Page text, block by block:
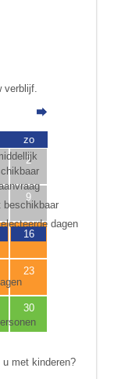
verblijf.
zo
2
9
16
23
30
beschikbaar
dagen
u met kinderen?